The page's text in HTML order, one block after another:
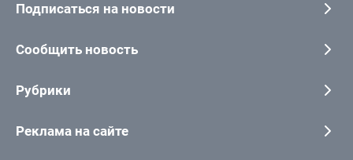
Подписаться на новости
Сообщить новость
Рубрики
Реклама на сайте